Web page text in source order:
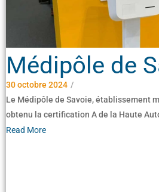
Médipôle de
30 octobre 2024 /
Le Médipôle de Savoie, établissement
obtenu la certification A de la Haute
Read More